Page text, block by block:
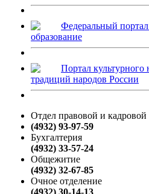
Федеральный
образование
Портал культурного
традиций народов России
Отдел правовой и
(4932) 93-97-59
Бухгалтерия
(4932) 33-57-24
Общежитие
(4932) 32-67-85
Очное отделение
(4932) 30-14-13